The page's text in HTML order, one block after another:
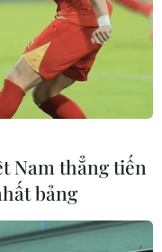
vụ cháy nhà
Nam thẳng tiến
bảng